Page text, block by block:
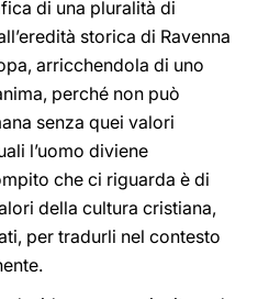
di una pluralità di
storica di Ravenna
arricchendola di uno
perché non può
senza quei valori
l’uomo diviene
che ci riguarda è di
della cultura cristiana,
per tradurli nel contesto